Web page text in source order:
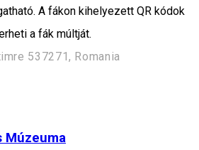
A fákon kihelyezett QR kódok
a fák múltját.
537271, Romania
Múzeuma